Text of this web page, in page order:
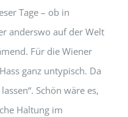
Tage – ob in
anderswo auf der Welt
Für die Wiener
ganz untypisch. Da
Schön wäre es,
Haltung im